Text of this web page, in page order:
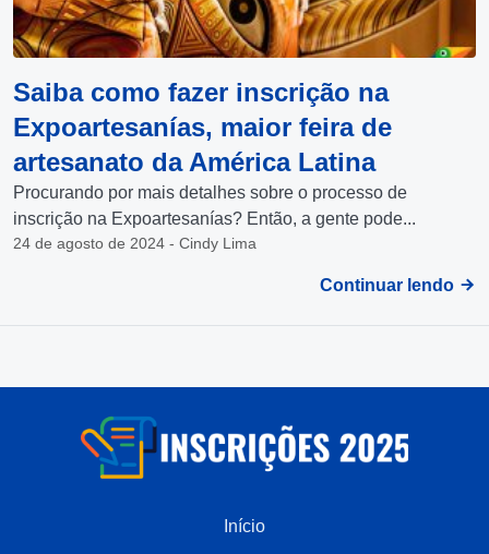
Saiba como fazer inscrição na
Expoartesanías, maior feira de
artesanato da América Latina
Procurando por mais detalhes sobre o processo de
inscrição na Expoartesanías? Então, a gente pode...
24 de agosto de 2024 - Cindy Lima
Continuar lendo
Início